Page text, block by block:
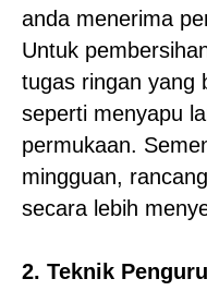
anda menerima
Untuk
tugas ringan yang
seperti menyapu
permukaan.
mingguan,
secara lebih
2. Teknik